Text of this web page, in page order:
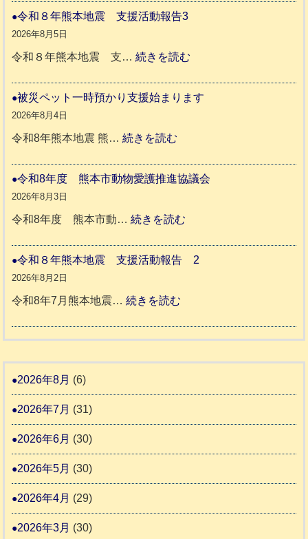
ト
人
ホ
日
記
令和８年熊本地震 支援活動報告3
2026年8月5日
令和８年熊本地震 支…続きを読む
和
本
支
報
3
被災ペット一時預かり支援始まります
2026年8月4日
令和8年熊本地震 熊…続きを読む
災
ッ
一
り
り
令和8年度 熊本市動物愛護推進協議会
2026年8月3日
令和8年度 熊本市動…続きを読む
和
市
令和８年熊本地震 支援活動報告 2
2026年8月2日
令和8年7月熊本地震…続きを読む
和
熊
震
援
2026年8月 (6)
2026年7月 (31)
2026年6月 (30)
2026年5月 (30)
2026年4月 (29)
2026年3月 (30)